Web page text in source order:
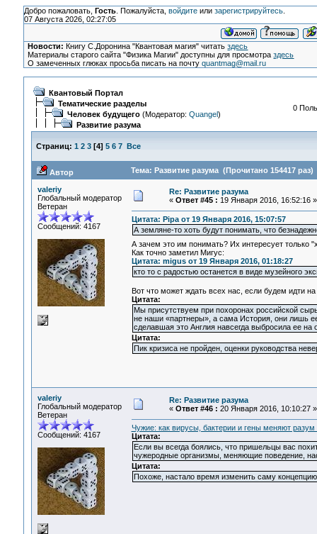
Добро пожаловать, Гость. Пожалуйста, войдитеили зарегистрируйтесь.
07 Августа 2026, 02:27:05
Новости: Книгу С.Доронина "Квантовая магия" читатьздесь
Материалы старого сайта "Физика Магии" доступны для просмотраздесь
О замеченных глюках просьба писать на почтуquantmag@mail.ru
Квантовый Портал
Тематические разделы
Человек будущего(Модератор: Quangel)
Развитие разума
0
Страниц: 1 2 3[4] 5 6 7 Все
Автор Тема: Развитие разума (Прочитано 154417 раз)
valeriy
Глобальный модератор
Ветеран
Сообщений: 4167
Re: Развитие разума
« Ответ #45 : 19 Января 2016, 16:52:16 »
Цитата: Pipa от 19 Января 2016, 15:07:57
А земляне-то хоть будут понимать, что
А зачем это им понимать? Их интересует только
Как точно заметил Мигус:
Цитата: migus от 19 Января 2016, 01:18:27
кто то с радостью останется в виде музейного
Вот что может ждать всех нас, если будем идти
Цитата:
Мы присутствуем при похоронах российской
не наши «партнеры», а сама История, они лишь
сделавшая это Англия навсегда выбросила ее на
Цитата:
Пик кризиса не пройден, оценки руководства
valeriy
Глобальный модератор
Ветеран
Сообщений: 4167
Re: Развитие разума
« Ответ #46 : 20 Января 2016, 10:10:27 »
Чужие: как вирусы, бактерии и гены меняют разум
Цитата:
Если вы всегда боялись, что пришельцы вас
чужеродные организмы, меняющие поведение,
Цитата:
Похоже, настало время изменить саму